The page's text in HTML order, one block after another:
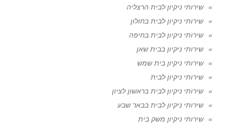
שירותי ניקיון לבית הרצליה
שירותי ניקיון לבית בחולון
שירותי ניקיון לבית בחיפה
שירותי ניקיון בבית שאן
שירותי ניקיון בית שמש
שירותי ניקיון לבית
שירותי ניקיון לבית בראשון לציון
שירותי ניקיון לבית בבאר שבע
שירותי ניקיון משק בית